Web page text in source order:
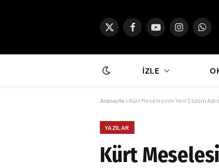
X
FacebookYouTubeInstagram
İZLE
Anasayfa » Kürt Meselesinin Yeni Çözüm
YAZILAR
Kürt